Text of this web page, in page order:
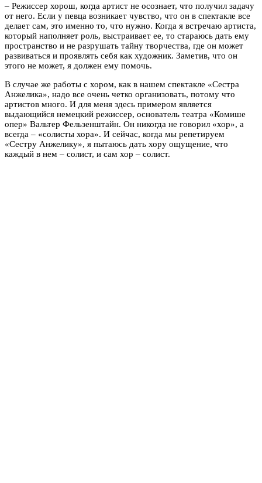
– Режиссер хорош, когда артист не осознает, что получил задачу
от него. Если у певца возникает чувство, что он в спектакле все
делает сам, это именно то, что нужно. Когда я встречаю артиста,
который наполняет роль, выстраивает ее, то стараюсь дать ему
пространство и не разрушать тайну творчества, где он может
развиваться и проявлять себя как художник. Заметив, что он
этого не может, я должен ему помочь.
В случае же работы с хором, как в нашем спектакле «Сестра
Анжелика», надо все очень четко организовать, потому что
артистов много. И для меня здесь примером является
выдающийся немецкий режиссер, основатель театра «Комише
опер» Вальтер Фельзенштайн. Он никогда не говорил «хор», а
всегда – «солисты хора». И сейчас, когда мы репетируем
«Сестру Анжелику», я пытаюсь дать хору ощущение, что
каждый в нем – солист, и сам хор – солист.